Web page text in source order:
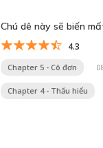
Chú dê này sẽ biến
4.3
Chapter 5 - Cô đơn
Chapter 4 - Thấu hiểu